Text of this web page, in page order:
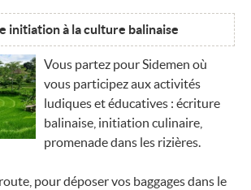
initiation à la culture balinaise
Vous partez pour Sidemen où
vous participez aux activités
ludiques et éducatives : écriture
balinaise, initiation culinaire,
promenade dans les rizières.
pour déposer vos baggages dans le